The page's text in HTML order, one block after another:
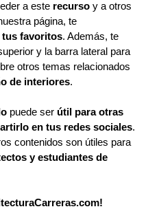
a este recurso y a otros
página, te
tus favoritos. Además, te
y la barra lateral para
otros temas relacionados
de interiores.
puede ser útil para otras
en tus redes sociales.
contenidos son útiles para
y estudiantes de